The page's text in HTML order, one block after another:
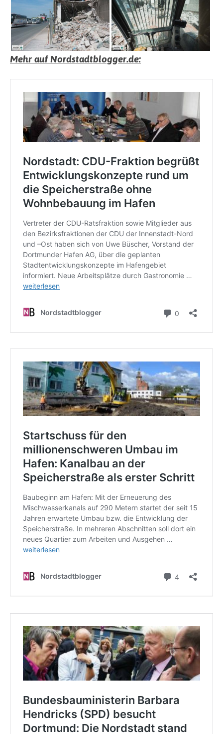
Mehr auf Nordstadtblogger.de: